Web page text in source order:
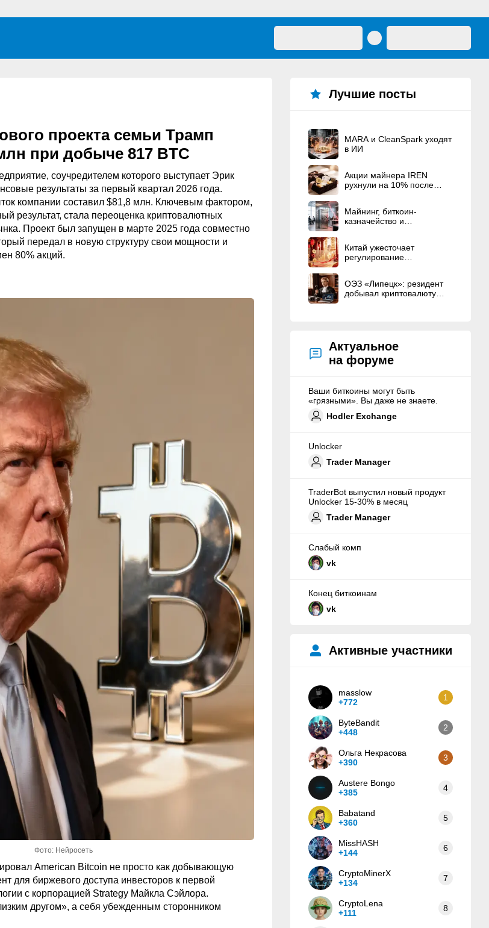
проекта семьи Трамп
при добыче 817 BTC
соучредителем которого выступает Эрик
результаты за первый квартал 2026 года.
компании составил $81,8 млн. Ключевым фактором,
результат, стала переоценка криптовалютных
Проект был запущен в марте 2025 года совместно
передал в новую структуру свои мощности и
80% акций.
Фото: Нейросеть
American Bitcoin не просто как добывающую
для биржевого доступа инвесторов к первой
с корпорацией Strategy Майкла Сэйлора.
другом», а себя убежденным сторонником
Лучшие посты
MARA и CleanSpark уходят
в ИИ
Акции майнера IREN
рухнули на 10% после
основателям
Майнинг, биткоин-
казначейство и
Китай ужесточает
регулирование
ОЭЗ «Липецк»: резидент
добывал криптовалюту
Актуальное
на форуме
Ваши биткоины могут быть
«грязными». Вы даже не знаете.
Hodler Exchange
Unlocker
Trader Manager
TraderBot выпустил новый продукт
Unlocker 15-30% в месяц
Trader Manager
Слабый комп
vk
Конец биткоинам
vk
Активные участники
masslow
+772
1
ByteBandit
+448
2
Ольга Некрасова
+390
3
Austere Bongo
+385
4
Babatand
+360
5
MissHASH
+144
6
CryptoMinerX
+134
7
CryptoLena
+111
8